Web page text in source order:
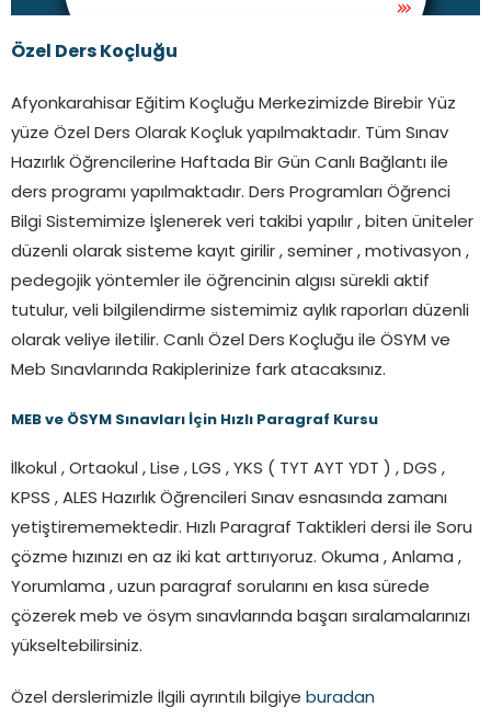
Özel Ders Koçluğu
Afyonkarahisar Eğitim Koçluğu Merkezimizde Birebir Yüz
yüze Özel Ders Olarak Koçluk yapılmaktadır. Tüm Sınav
Hazırlık Öğrencilerine Haftada Bir Gün Canlı Bağlantı ile
ders programı yapılmaktadır. Ders Programları Öğrenci
Bilgi Sistemimize İşlenerek veri takibi yapılır , biten üniteler
düzenli olarak sisteme kayıt girilir , seminer , motivasyon ,
pedegojik yöntemler ile öğrencinin algısı sürekli aktif
tutulur, veli bilgilendirme sistemimiz aylık raporları düzenli
olarak veliye iletilir. Canlı Özel Ders Koçluğu ile ÖSYM ve
Meb Sınavlarında Rakiplerinize fark atacaksınız.
MEB ve ÖSYM Sınavları İçin Hızlı Paragraf Kursu
İlkokul , Ortaokul , Lise , LGS , YKS ( TYT AYT YDT ) , DGS ,
KPSS , ALES Hazırlık Öğrencileri Sınav esnasında zamanı
yetiştirememektedir. Hızlı Paragraf Taktikleri dersi ile Soru
çözme hızınızı en az iki kat arttırıyoruz. Okuma , Anlama ,
Yorumlama , uzun paragraf sorularını en kısa sürede
çözerek meb ve ösym sınavlarında başarı sıralamalarınızı
yükseltebilirsiniz.
Özel derslerimizle İlgili ayrıntılı bilgiye buradan